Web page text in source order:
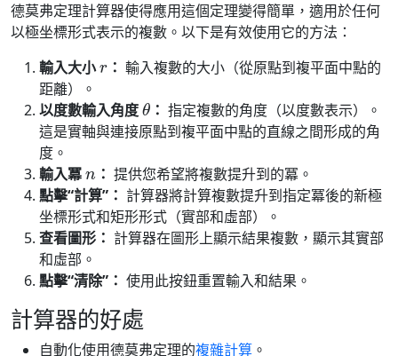
德莫弗定理計算器使得應用這個定理變得簡單，適用於任何
以極坐標形式表示的複數。以下是有效使用它的方法：
輸入大小 ： 輸入複數的大小（從原點到複平面中點的
距離）。
以度數輸入角度
θ
： 指定複數的角度（以度數表示）。
這是實軸與連接原點到複平面中點的直線之間形成的角
度。
輸入冪
： 提供您希望將複數提升到的冪。
點擊“計算”： 計算器將計算複數提升到指定冪後的新極
坐標形式和矩形形式（實部和虛部）。
查看圖形： 計算器在圖形上顯示結果複數，顯示其實部
和虛部。
點擊“清除”： 使用此按鈕重置輸入和結果。
計算器的好處
自動化使用德莫弗定理的複雜計算 。